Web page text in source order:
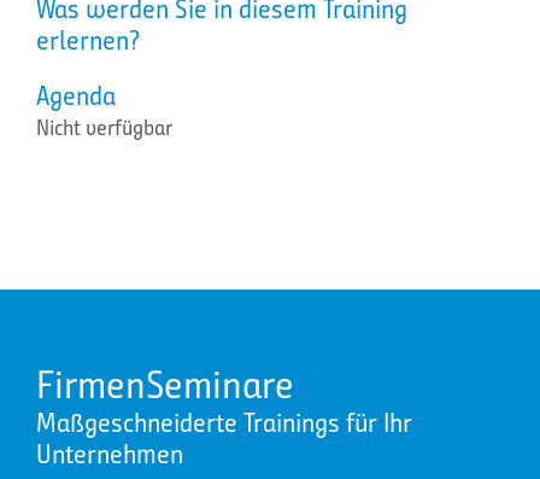
Was werden Sie in diesem Training
erlernen?
Agenda
Nicht verfügbar
FirmenSeminare
Maßgeschneiderte Trainings für Ihr
Unternehmen